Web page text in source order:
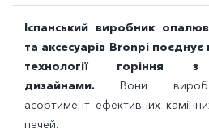
Іспанський виробник
та аксесуарів Bronpi поєднує
технології горіння з
дизайнами. Вони
асортимент ефективних
печей.